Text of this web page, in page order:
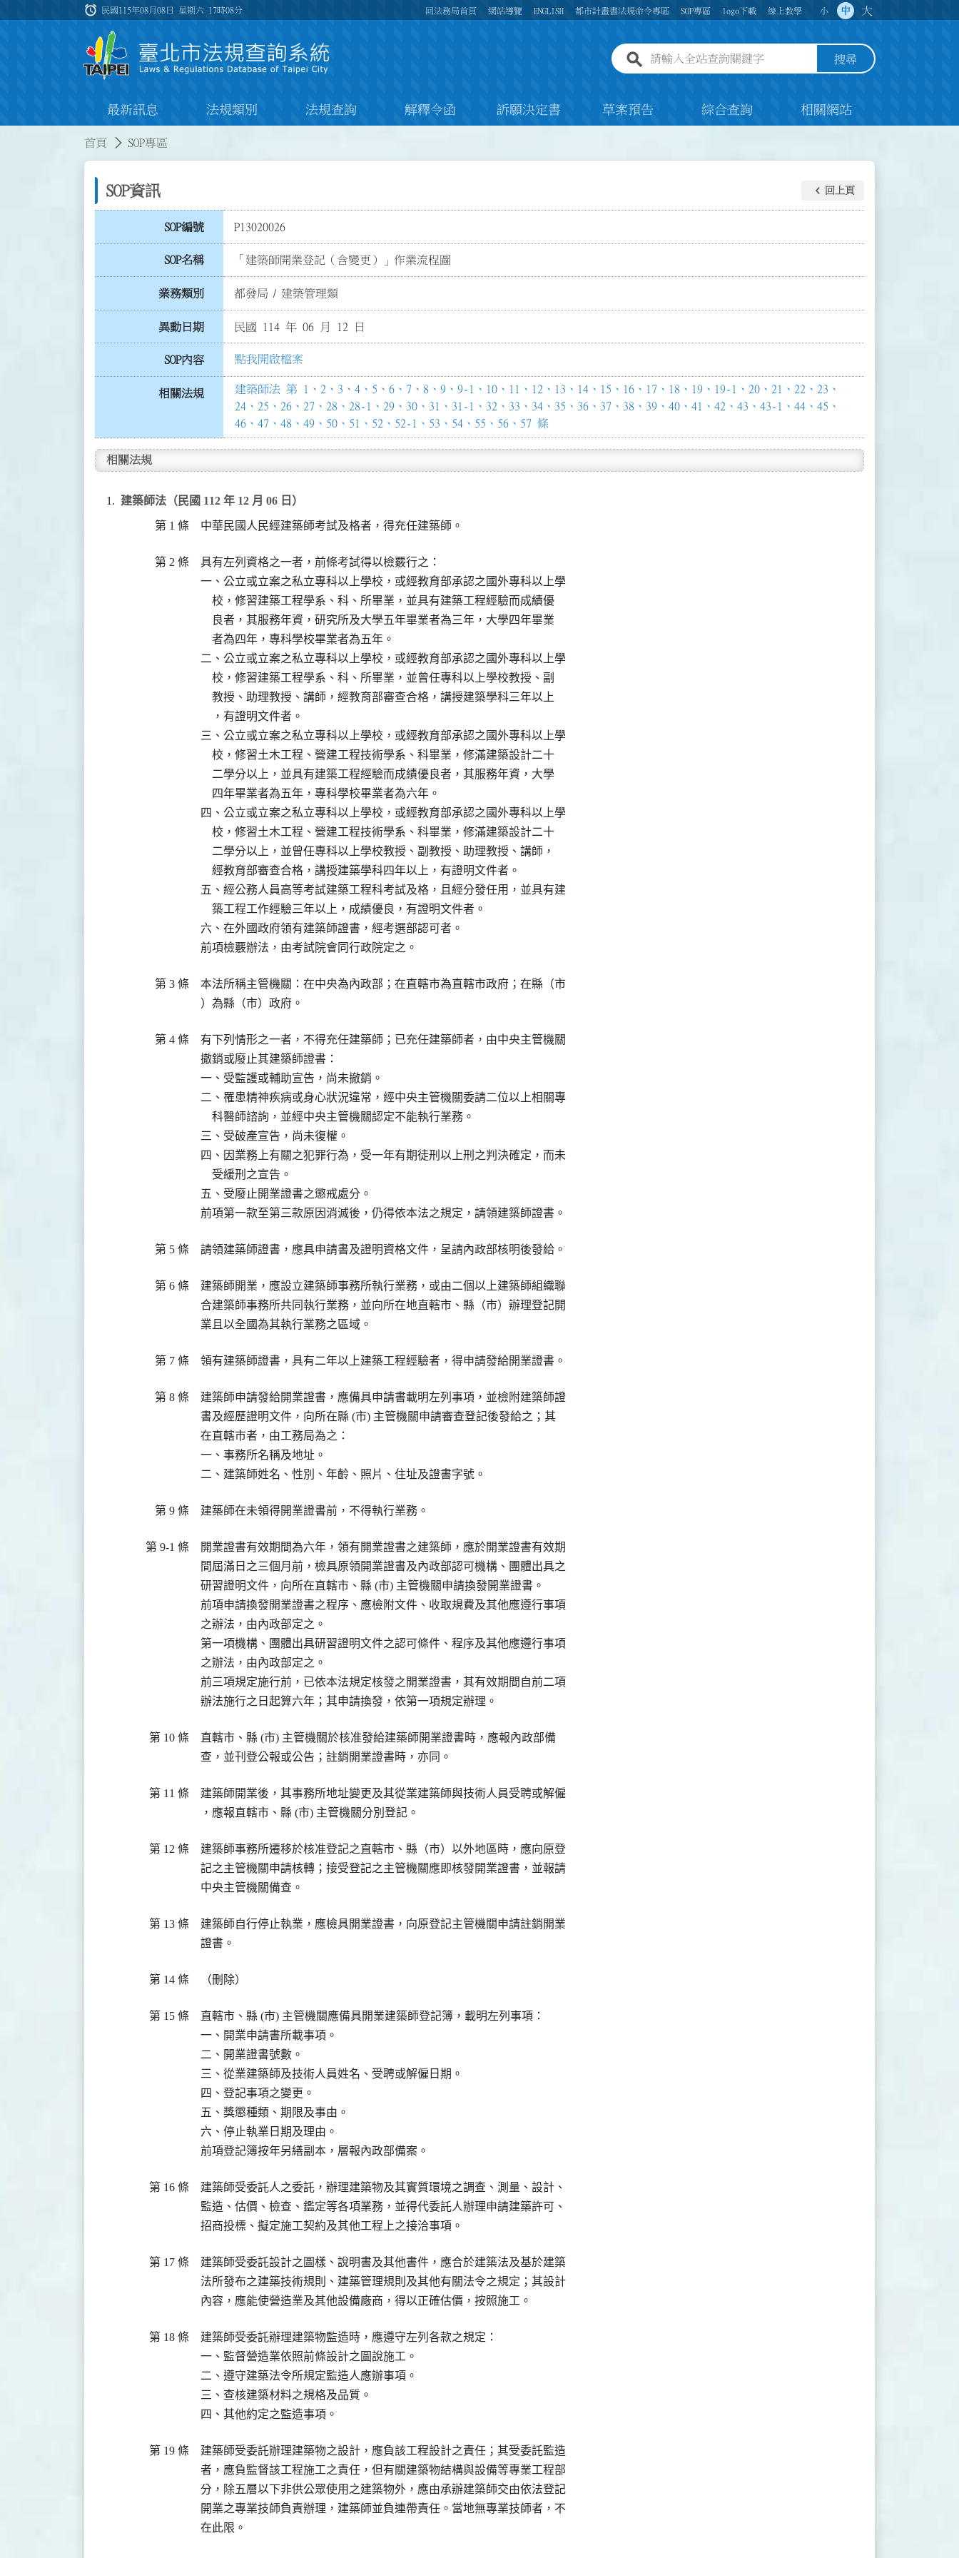
:::
alarm 民國115年08月08日 星期六 17時08分 回法務局首頁 網站導覽 ENGLISH 都市計畫書法規命令專區 SOP專區 logo下載 線上教學 小 中 大
全站查詢關鍵字欄位 搜尋
最新訊息 法規類別 法規查詢 解釋令函 訴願決定書 草案預告 綜合查詢 相關網站
首頁 SOP專區
SOP資訊 keyboard_arrow_left 回上頁
SOP編號 P13020026
SOP名稱 「建築師開業登記（含變更）」作業流程圖
業務類別 都發局 / 建築管理類
異動日期 民國 114 年 06 月 12 日
SOP內容 點我開啟檔案
相關法規
建築師法 第 1、2、3、4、5、6、7、8、9、9-1、10、11、12、13、14、15、16、17、18、19、19-1、20、21、22、23、
24、25、26、27、28、28-1、29、30、31、31-1、32、33、34、35、36、37、38、39、40、41、42、43、43-1、44、45、
46、47、48、49、50、51、52、52-1、53、54、55、56、57 條
相關法規
建築師法（民國 112 年 12 月 06 日）
第 1 條 中華民國人民經建築師考試及格者，得充任建築師。
第 2 條
具有左列資格之一者，前條考試得以檢覈行之：
一、公立或立案之私立專科以上學校，或經教育部承認之國外專科以上學
    校，修習建築工程學系、科、所畢業，並具有建築工程經驗而成績優
    良者，其服務年資，研究所及大學五年畢業者為三年，大學四年畢業
    者為四年，專科學校畢業者為五年。
二、公立或立案之私立專科以上學校，或經教育部承認之國外專科以上學
    校，修習建築工程學系、科、所畢業，並曾任專科以上學校教授、副
    教授、助理教授、講師，經教育部審查合格，講授建築學科三年以上
    ，有證明文件者。
三、公立或立案之私立專科以上學校，或經教育部承認之國外專科以上學
    校，修習土木工程、營建工程技術學系、科畢業，修滿建築設計二十
    二學分以上，並具有建築工程經驗而成績優良者，其服務年資，大學
    四年畢業者為五年，專科學校畢業者為六年。
四、公立或立案之私立專科以上學校，或經教育部承認之國外專科以上學
    校，修習土木工程、營建工程技術學系、科畢業，修滿建築設計二十
    二學分以上，並曾任專科以上學校教授、副教授、助理教授、講師，
    經教育部審查合格，講授建築學科四年以上，有證明文件者。
五、經公務人員高等考試建築工程科考試及格，且經分發任用，並具有建
    築工程工作經驗三年以上，成績優良，有證明文件者。
六、在外國政府領有建築師證書，經考選部認可者。
前項檢覈辦法，由考試院會同行政院定之。
第 3 條
本法所稱主管機關：在中央為內政部；在直轄市為直轄市政府；在縣（市
）為縣（市）政府。
第 4 條
有下列情形之一者，不得充任建築師；已充任建築師者，由中央主管機關
撤銷或廢止其建築師證書：
一、受監護或輔助宣告，尚未撤銷。
二、罹患精神疾病或身心狀況違常，經中央主管機關委請二位以上相關專
    科醫師諮詢，並經中央主管機關認定不能執行業務。
三、受破產宣告，尚未復權。
四、因業務上有關之犯罪行為，受一年有期徒刑以上刑之判決確定，而未
    受緩刑之宣告。
五、受廢止開業證書之懲戒處分。
前項第一款至第三款原因消滅後，仍得依本法之規定，請領建築師證書。
第 5 條 請領建築師證書，應具申請書及證明資格文件，呈請內政部核明後發給。
第 6 條
建築師開業，應設立建築師事務所執行業務，或由二個以上建築師組織聯
合建築師事務所共同執行業務，並向所在地直轄市、縣（市）辦理登記開
業且以全國為其執行業務之區域。
第 7 條 領有建築師證書，具有二年以上建築工程經驗者，得申請發給開業證書。
第 8 條
建築師申請發給開業證書，應備具申請書載明左列事項，並檢附建築師證
書及經歷證明文件，向所在縣 (市) 主管機關申請審查登記後發給之；其
在直轄市者，由工務局為之：
一、事務所名稱及地址。
二、建築師姓名、性別、年齡、照片、住址及證書字號。
第 9 條 建築師在未領得開業證書前，不得執行業務。
第 9-1 條
開業證書有效期間為六年，領有開業證書之建築師，應於開業證書有效期
間屆滿日之三個月前，檢具原領開業證書及內政部認可機構、團體出具之
研習證明文件，向所在直轄市、縣 (市) 主管機關申請換發開業證書。
前項申請換發開業證書之程序、應檢附文件、收取規費及其他應遵行事項
之辦法，由內政部定之。
第一項機構、團體出具研習證明文件之認可條件、程序及其他應遵行事項
之辦法，由內政部定之。
前三項規定施行前，已依本法規定核發之開業證書，其有效期間自前二項
辦法施行之日起算六年；其申請換發，依第一項規定辦理。
第 10 條
直轄市、縣 (市) 主管機關於核准發給建築師開業證書時，應報內政部備
查，並刊登公報或公告；註銷開業證書時，亦同。
第 11 條
建築師開業後，其事務所地址變更及其從業建築師與技術人員受聘或解僱
，應報直轄市、縣 (市) 主管機關分別登記。
第 12 條
建築師事務所遷移於核准登記之直轄市、縣（市）以外地區時，應向原登
記之主管機關申請核轉；接受登記之主管機關應即核發開業證書，並報請
中央主管機關備查。
第 13 條
建築師自行停止執業，應檢具開業證書，向原登記主管機關申請註銷開業
證書。
第 14 條 （刪除）
第 15 條
直轄市、縣 (市) 主管機關應備具開業建築師登記簿，載明左列事項：
一、開業申請書所載事項。
二、開業證書號數。
三、從業建築師及技術人員姓名、受聘或解僱日期。
四、登記事項之變更。
五、獎懲種類、期限及事由。
六、停止執業日期及理由。
前項登記簿按年另繕副本，層報內政部備案。
第 16 條
建築師受委託人之委託，辦理建築物及其實質環境之調查、測量、設計、
監造、估價、檢查、鑑定等各項業務，並得代委託人辦理申請建築許可、
招商投標、擬定施工契約及其他工程上之接洽事項。
第 17 條
建築師受委託設計之圖樣、說明書及其他書件，應合於建築法及基於建築
法所發布之建築技術規則、建築管理規則及其他有關法令之規定；其設計
內容，應能使營造業及其他設備廠商，得以正確估價，按照施工。
第 18 條
建築師受委託辦理建築物監造時，應遵守左列各款之規定：
一、監督營造業依照前條設計之圖說施工。
二、遵守建築法令所規定監造人應辦事項。
三、查核建築材料之規格及品質。
四、其他約定之監造事項。
第 19 條
建築師受委託辦理建築物之設計，應負該工程設計之責任；其受委託監造
者，應負監督該工程施工之責任，但有關建築物結構與設備等專業工程部
分，除五層以下非供公眾使用之建築物外，應由承辦建築師交由依法登記
開業之專業技師負責辦理，建築師並負連帶責任。當地無專業技師者，不
在此限。